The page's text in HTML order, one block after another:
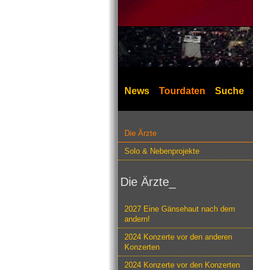
News Tourdaten Suche
Die Ärzte
Solo & Nebenprojekte
Die Ärzte_
2027 Eine Gänsehaut nach dem
andern!
2024 Konzerte vor den anderen
Konzerten
2024 Konzerte vor den Konzerten